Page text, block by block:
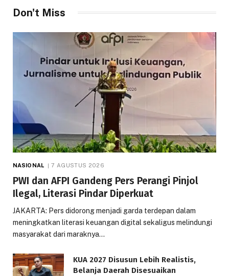
Don't Miss
NASIONAL 7 AGUSTUS 2026
PWI dan AFPI Gandeng Pers Perangi Pinjol
Ilegal, Literasi Pindar Diperkuat
JAKARTA: Pers didorong menjadi garda terdepan dalam
meningkatkan literasi keuangan digital sekaligus melindungi
masyarakat dari maraknya…
KUA 2027 Disusun Lebih Realistis,
Belanja Daerah Disesuaikan